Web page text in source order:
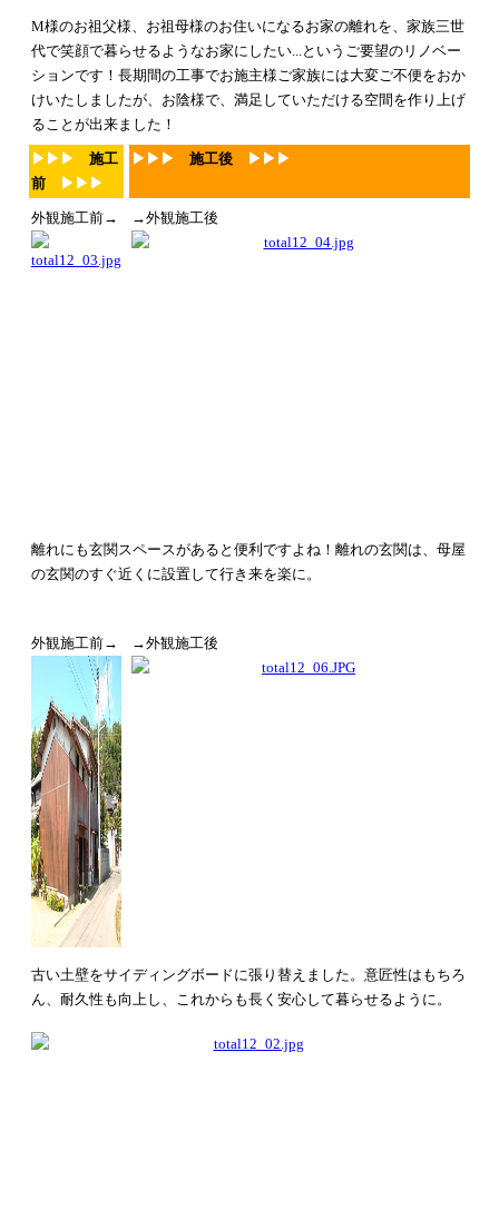
M様のお祖父様、お祖母様のお住いになるお家の離れを、 家族三世
代で笑顔で暮らせるようなお家にしたい...というご要望のリノベー
ションです！ 長期間の工事でお施主様ご家族には大変ご不便をおか
けいたしましたが、 お陰様で、満足していただける空間を作り上げ
ることが出来ました！
▶ ▶ ▶ 施工
前
▶ ▶ ▶
▶ ▶ ▶ 施工後 ▶ ▶ ▶
外観施工前→ →外観施工後
離れにも玄関スペースがあると便利ですよね！ 離れの玄関は、母屋
の玄関のすぐ近くに設置して行き来を楽に。
外観施工前→ →外観施工後
古い土壁をサイディングボードに張り替えました。 意匠性はもちろ
ん、耐久性も向上し、これからも長く安心して暮らせるように。